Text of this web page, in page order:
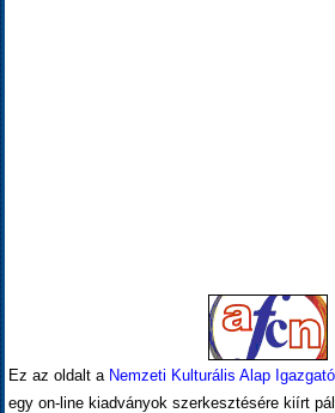
Ez az oldalt a Nemzeti Kulturális Alap
egy on-line kiadványok szerkesztésére kiírt